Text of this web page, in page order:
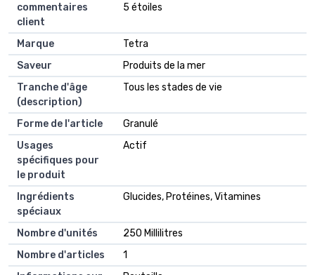
commentaires
client
5 étoiles
Marque
Tetra
Saveur
Produits de la mer
Tranche d'âge
(description)
Tous les stades de vie
Forme de l'article
Granulé
Usages
spécifiques pour
le produit
Actif
Ingrédients
spéciaux
Glucides, Protéines, Vitamines
Nombre d'unités
250 Millilitres
Nombre d'articles
1